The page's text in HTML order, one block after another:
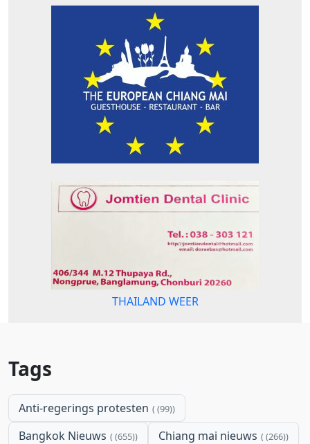
THAILAND WEER
Tags
Anti-regerings protesten (99)
Bangkok Nieuws (655) Chiang mai nieuws (266)